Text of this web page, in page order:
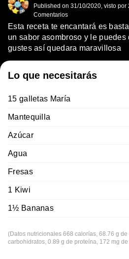
Published on 31/10/2020, visto por
Comentarios
Esta receta te encantará es
un sabor asombroso y le puedes
gustes así quedara maravillosa
Lo que necesitarás
15 galletas María
Mantequilla
Azúcar
Agua
Fresas
1 Kiwi
1½ Bananas
(Datos nutricionales 668 calorías, 68.76 g de
carbohidratos, 0.89 g de proteína, 172 mg